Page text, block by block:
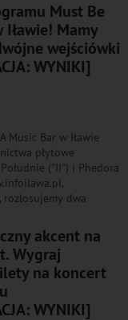
Must Be
Iławie! Mamy
wejściówki
WYNIKI]
Music Bar w Iławie
płytowe
("II") i Phedora
rozlosujemy dwa
akcent na
Wygraj
na koncert
WYNIKI]